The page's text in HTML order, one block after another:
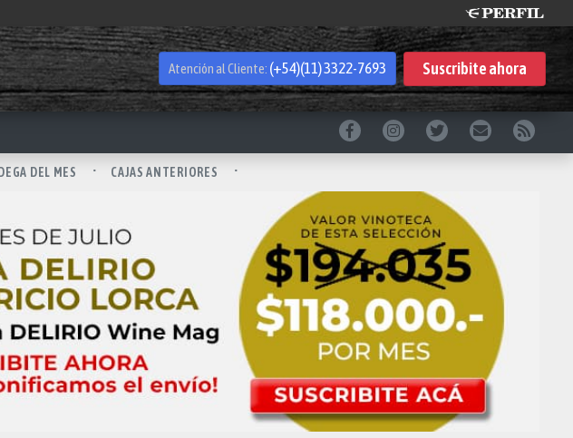
Atención al Cliente: (+54)(11) 3322-7693 Suscribiteahora
DEL MES CAJAS ANTERIORES